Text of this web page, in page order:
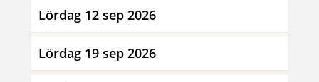
Lördag 12 sep 2026
Lördag 19 sep 2026